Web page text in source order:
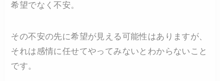
希望でなく不安。
その不安の先に希望が見える可能性はありますが、
それは感情に任せてやってみないとわからないこと
です。